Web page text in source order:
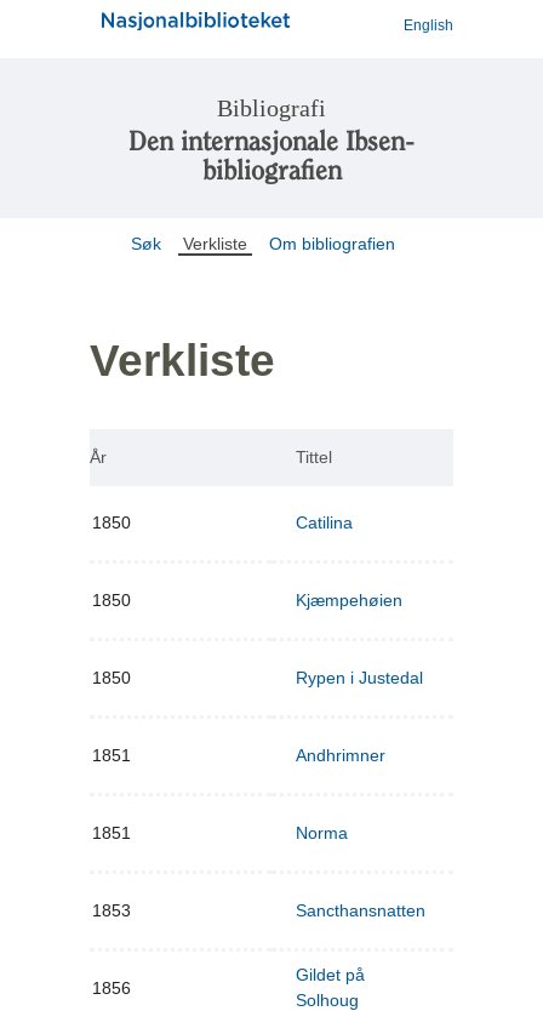
English
Bibliografi
Den internasjonale Ibsen-
bibliografien
Søk Verkliste Om bibliografien
Verkliste
År Tittel
1850 Catilina
1850 Kjæmpehøien
1850 Rypen i Justedal
1851 Andhrimner
1851 Norma
1853 Sancthansnatten
1856
Gildet på
Solhoug